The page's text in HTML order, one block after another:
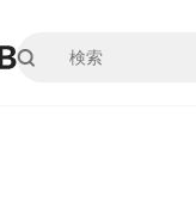
ツへスキップ